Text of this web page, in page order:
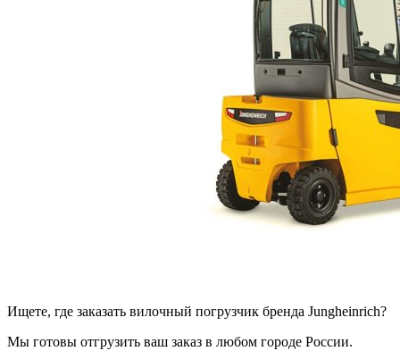
Ищете, где заказать вилочный погрузчик бренда Jungheinrich?
Мы готовы отгрузить ваш заказ в любом городе России.